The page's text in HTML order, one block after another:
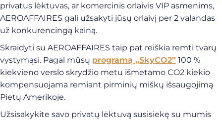
privatus lėktuvas, ar komercinis orlaivis VIP asmenims,
AEROAFFAIRES gali užsakyti jūsų orlaivį per 2 valandas
už konkurencingą kainą.
Skraidyti su AEROAFFAIRES taip pat reiškia remti tvarų
vystymąsi. Pagal mūsų programą „SkyCO2” 100 %
kiekvieno verslo skrydžio metu išmetamo CO2 kiekio
kompensuojama remiant pirminių miškų išsaugojimą
Pietų Amerikoje.
Užsisakykite savo privatų lėktuvą susisiekę su mumis